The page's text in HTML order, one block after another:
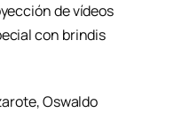
de vídeos
con brindis
Oswaldo